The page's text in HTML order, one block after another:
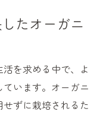
たオーガニ
を求める中で、よ
います。オーガニ
ずに栽培されるた